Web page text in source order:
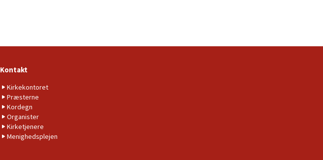
Kontakt
Kirkekontoret
Præsterne
Kordegn
Organister
Kirketjenere
Menighedsplejen